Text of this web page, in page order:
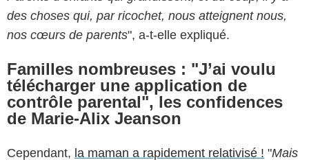
des choses qui, par ricochet, nous atteignent nous,
nos cœurs de parents", a-t-elle expliqué.
Familles nombreuses : "J’ai voulu
télécharger une application de
contrôle parental", les confidences
de Marie-Alix Jeanson
Cependant, la maman a rapidement relativisé ! "Mais